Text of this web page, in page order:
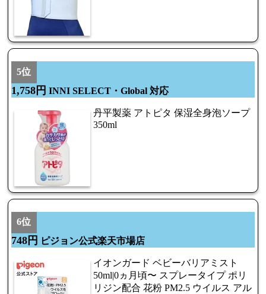
5位
1,758円 INNI SELECT・Global 対応
丹平製薬 アトピタ 保湿全身泡ソープ
350ml
6位
748円 ピジョン公式楽天市場店
イオンガード ベビーバリアミスト
50ml|0ヵ月頃〜 スプレータイプ ポリ
リジン配合 花粉 PM2.5 ウイルス アル